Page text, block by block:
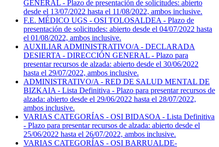
GENERAL - Plazo de presentación de solicitudes: abierto
desde el 13/07/2022 hasta el 11/08/2022, ambos inclusive.
F.E. MÉDICO UGS - OSI TOLOSALDEA - Plazo de
presentación de solicitudes: abierto desde el 04/07/2022 hasta
el 01/08/2022, ambos inclusive.
AUXILIAR ADMINISTRATIVO/A - DECLARADA
DESIERTA - DIRECCIÓN GENERAL - Plazo para
presentar recursos de alzada: abierto desde el 30/06/2022
hasta el 29/07/2022, ambos inclusive.
ADMINISTRATIVO/A - RED DE SALUD MENTAL DE
BIZKAIA - Lista Definitiva - Plazo para presentar recursos de
alzada: abierto desde el 29/06/2022 hasta el 28/07/2022,
ambos inclusive.
VARIAS CATEGORÍAS - OSI BIDASOA - Lista Definitiva
- Plazo para presentar recursos de alzada: abierto desde el
25/06/2022 hasta el 26/07/2022, ambos inclusive.
VARIAS CATEGORÍAS - OSI BARRUALDE-